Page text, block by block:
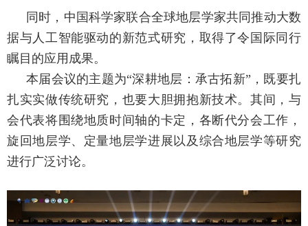
同时，中国科学家联合全球地层学家共同推动大数
据与人工智能驱动的新范式研究，取得了令国际同行
瞩目的应用成果。
本届会议的主题为“深耕地层：承古拓新”，既要扎
扎实实做传统研究，也要大胆拥抱新技术。其间，与
会代表将围绕地质时间轴的卡定，各断代分会工作，
旋回地层学、定量地层学进展以及综合地层学等研究
进行广泛讨论。